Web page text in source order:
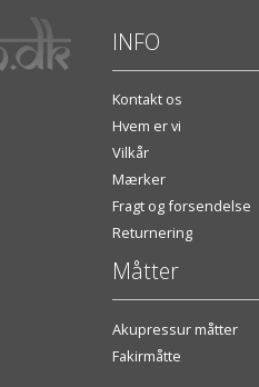
INFO
Kontakt os
Hvem er vi
Vilkår
Mærker
Fragt og forsendelse
Returnering
Måtter
Akupressur måtter
Fakirmåtte